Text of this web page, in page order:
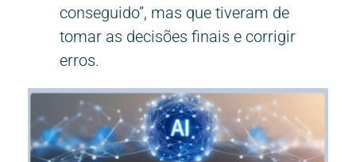
conseguido”, mas que tiveram de
tomar as decisões finais e corrigir
erros.